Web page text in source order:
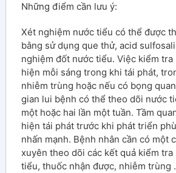
Những điểm cần lưu ý:
Xét nghiệm nước tiểu có thể được
bằng sử dụng que thử, acid
nghiệm đốt nước tiểu. Việc kiểm
hiện mỗi sáng trong khi tái phát,
nhiễm trùng hoặc nếu có bọng
gian lui bệnh có thể theo dõi nước
một hoặc hai lần một tuần. Tầm
hiện tái phát trước khi phát triển
nhấn mạnh. Bệnh nhân cần có một
xuyên theo dõi các kết quả kiểm
tiểu, thuốc nhận được, nhiễm trùng